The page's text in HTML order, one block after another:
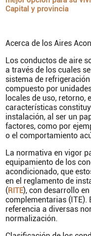
Capital y provincia
Acerca de los Aires
Los conductos de aire
a través de los cuales
sistema de
compuesto por
locales de uso, retorno,
características
instalación, al ser un
factores, como por
o el comportamiento
La normativa en vigor
equipamiento de los
acondicionado, que
en el reglamento de
(RITE), con desarrollo
complementarias (ITE).
referencia a diversas
normalización.